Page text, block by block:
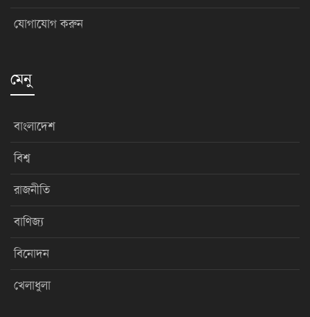
যোগাযোগ করুন
মেনু
বাংলাদেশ
বিশ্ব
রাজনীতি
বাণিজ্য
বিনোদন
খেলাধুলা